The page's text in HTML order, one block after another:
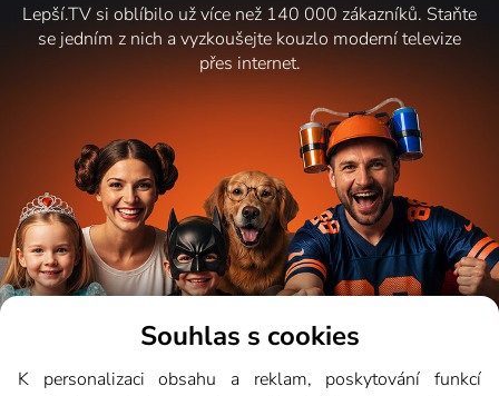
Lepší.TV si oblíbilo už více než 140 000 zákazníků. Staňte
se jedním z nich a vyzkoušejte kouzlo moderní televize
přes internet.
Souhlas s cookies
K personalizaci obsahu a reklam, poskytování funkcí